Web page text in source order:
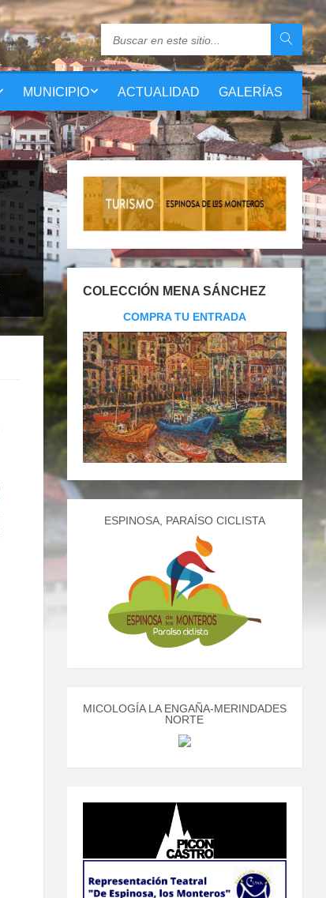
MUNICIPIO ACTUALIDAD GALERÍAS
COLECCIÓN MENA SÁNCHEZ
COMPRA TU ENTRADA
ESPINOSA, PARAÍSO CICLISTA
MICOLOGÍA LA ENGAÑA-MERINDADES
NORTE